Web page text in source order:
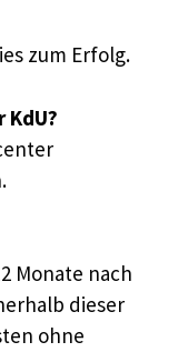
zum Erfolg.
Monate nach
dieser
ohne